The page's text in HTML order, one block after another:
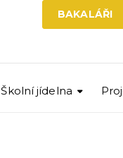
BAKALÁŘI
Školní jídelna